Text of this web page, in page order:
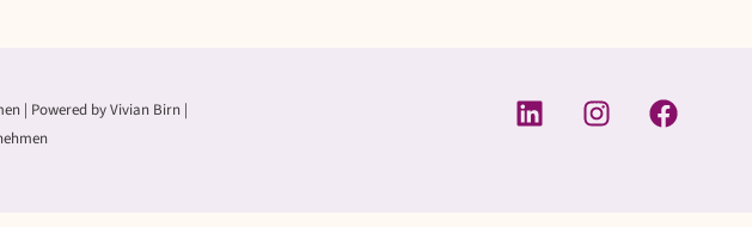
| Powered by Vivian Birn |